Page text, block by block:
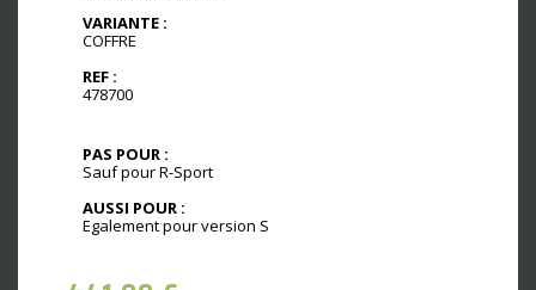
VARIANTE :
COFFRE
REF :
478700
PAS POUR :
Sauf pour R-Sport
AUSSI POUR :
Egalement pour version S